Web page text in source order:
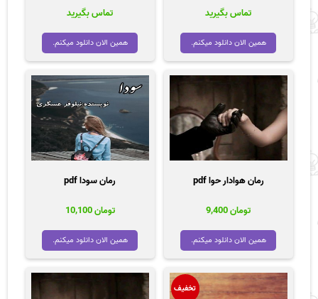
تماس بگیرید
همین الان دانلود میکنم.
تماس بگیرید
همین الان دانلود میکنم.
رمان هوادار حوا pdf
تومان
همین الان دانلود میکنم.
رمان سودا pdf
تومان10,100
همین الان دانلود میکنم.
تخفیف